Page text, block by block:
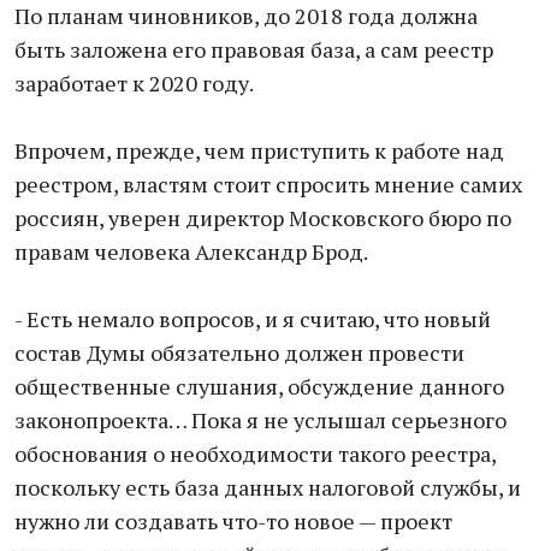
По планам чиновников, до 2018 года должна
быть заложена его правовая база, а сам реестр
заработает к 2020 году.
Впрочем, прежде, чем приступить к работе над
реестром, властям стоит спросить мнение самих
россиян, уверен директор Московского бюро по
правам человека Александр Брод.
- Есть немало вопросов, и я считаю, что новый
состав Думы обязательно должен провести
общественные слушания, обсуждение данного
законопроекта… Пока я не услышал серьезного
обоснования о необходимости такого реестра,
поскольку есть база данных налоговой службы, и
нужно ли создавать что-то новое — проект